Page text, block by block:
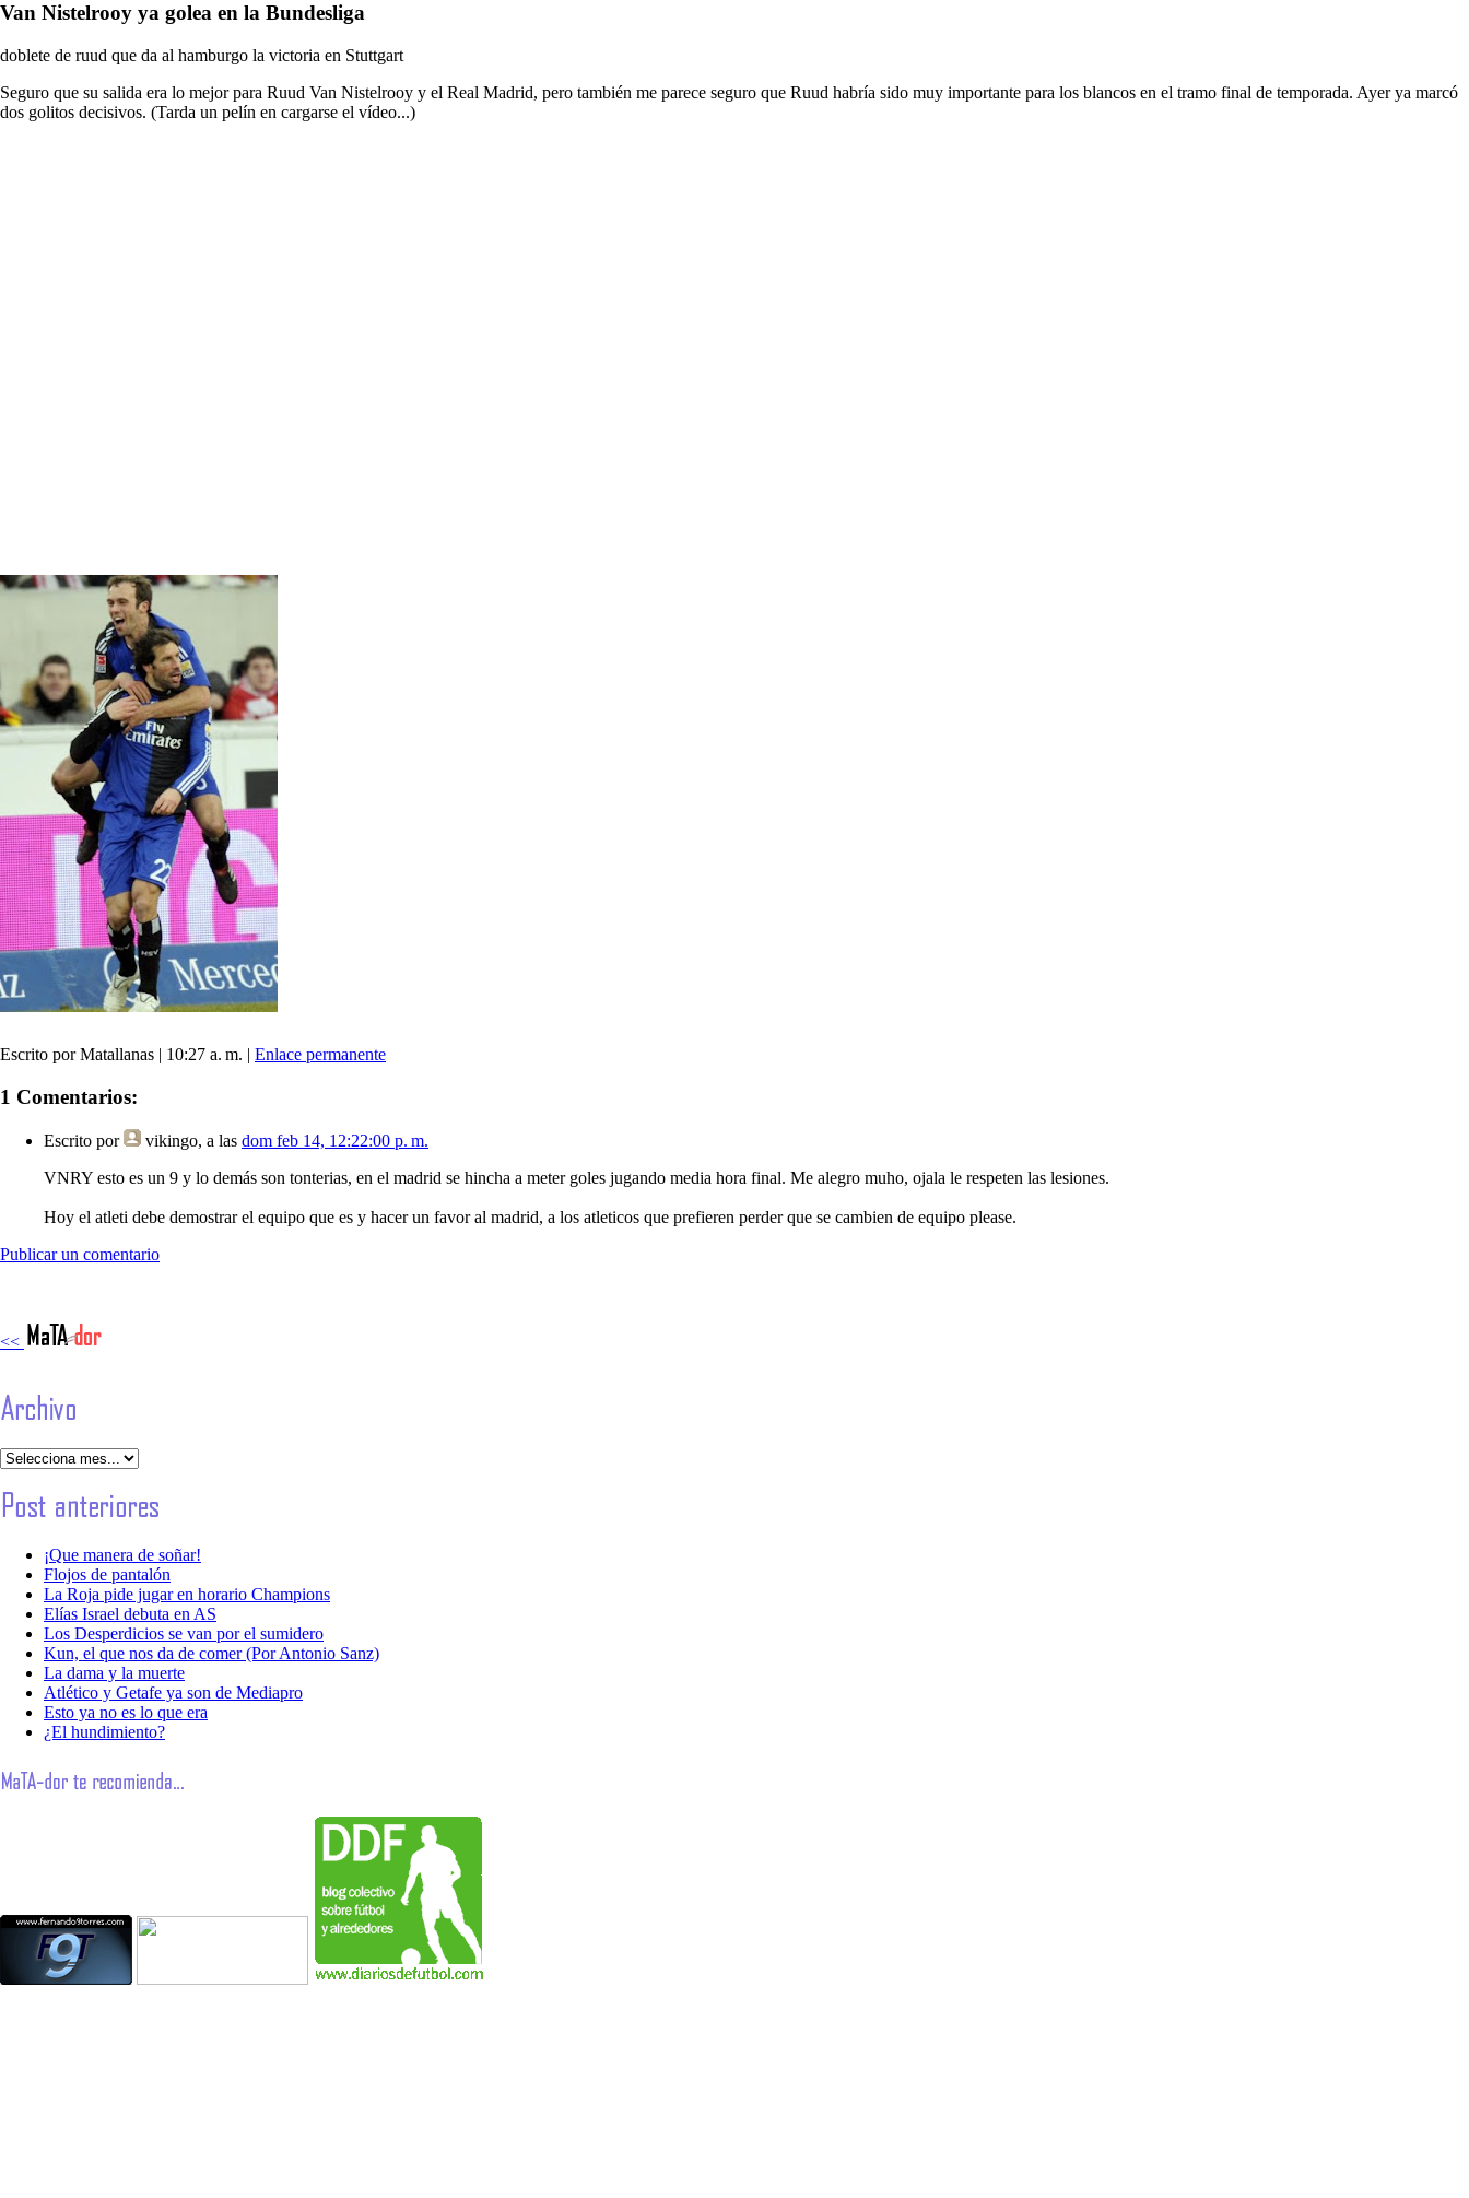
Van Nistelrooy ya golea en la Bundesliga
doblete de ruud que da al hamburgo la victoria en Stuttgart
Seguro que su salida era lo mejor para Ruud Van Nistelrooy y el Real Madrid, pero también me parece seguro que Ruud habría sido muy importante para los blancos en el tramo final de temporada. Ayer ya marcó
dos golitos decisivos. (Tarda un pelín en cargarse el vídeo...)
Escrito por Matallanas | 10:27 a. m. | Enlace permanente
1 Comentarios:
Escrito por vikingo, a las dom feb 14, 12:22:00 p. m.
VNRY esto es un 9 y lo demás son tonterias, en el madrid se hincha a meter goles jugando media hora final. Me alegro muho, ojala le respeten las lesiones.
Hoy el atleti debe demostrar el equipo que es y hacer un favor al madrid, a los atleticos que prefieren perder que se cambien de equipo please.
Publicar un comentario
<<
¡Que manera de soñar!
Flojos de pantalón
La Roja pide jugar en horario Champions
Elías Israel debuta en AS
Los Desperdicios se van por el sumidero
Kun, el que nos da de comer (Por Antonio Sanz)
La dama y la muerte
Atlético y Getafe ya son de Mediapro
Esto ya no es lo que era
¿El hundimiento?